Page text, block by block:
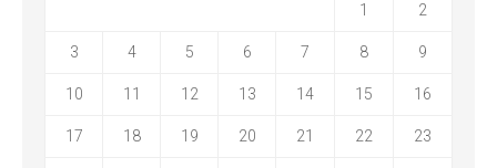
1 2
3 4 5 6 7 8 9
10 11 12 13 14 15 16
17 18 19 20 21 22 23